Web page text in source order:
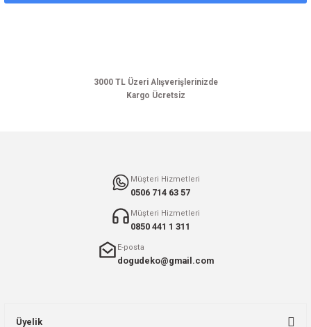
3000 TL Üzeri Alışverişlerinizde
Kargo Ücretsiz
Müşteri Hizmetleri
0506 714 63 57
Müşteri Hizmetleri
0850 441 1 311
E-posta
dogudeko@gmail.com
Üyelik